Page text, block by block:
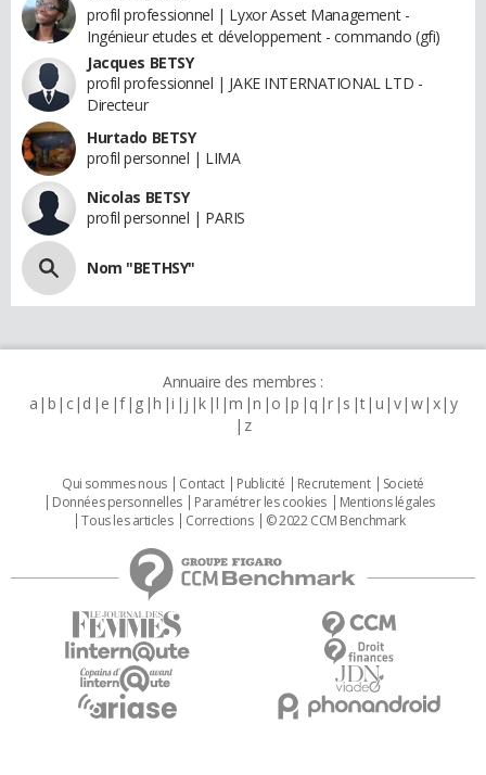
profil professionnel | Lyxor Asset Management -
Ingénieur etudes et développement - commando (gfi)
Jacques BETSY
profil professionnel | JAKE INTERNATIONAL LTD -
Directeur
Hurtado BETSY
profil personnel | LIMA
Nicolas BETSY
profil personnel | PARIS
Nom "BETHSY"
Annuaire des membres :
a b c d e f g h i j k l m n o p q r s t u v w x y
z
Qui sommes nous Contact Publicité Recrutement
Societé
Données personnelles
Paramétrer les cookies
Mentions légales
Tous les articles
Corrections © 2022 CCM Benchmark